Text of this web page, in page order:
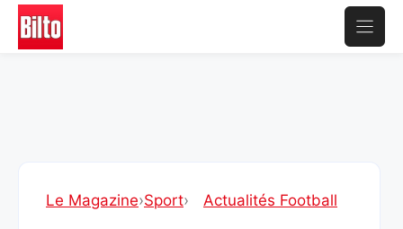
Aller
contenu
Le Magazine›Sport› Actualités Football